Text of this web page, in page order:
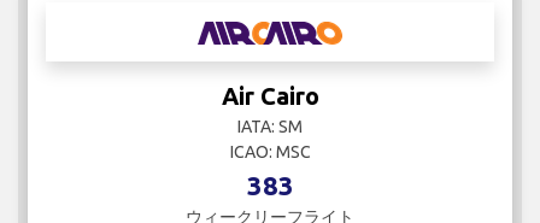
Air Cairo
IATA: SM
ICAO: MSC
383
ウィークリーフライト